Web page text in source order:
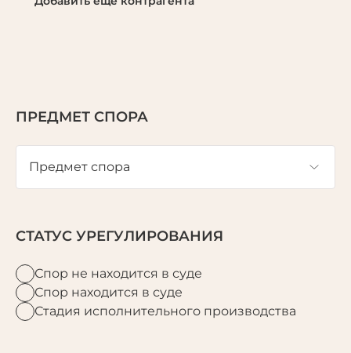
ПРЕДМЕТ СПОРА
СТАТУС УРЕГУЛИРОВАНИЯ
Спор не находится в суде
Спор находится в суде
Стадия исполнительного производства